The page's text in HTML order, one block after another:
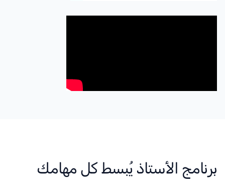
برنامج الأستاذ يُبسط كل مهامك